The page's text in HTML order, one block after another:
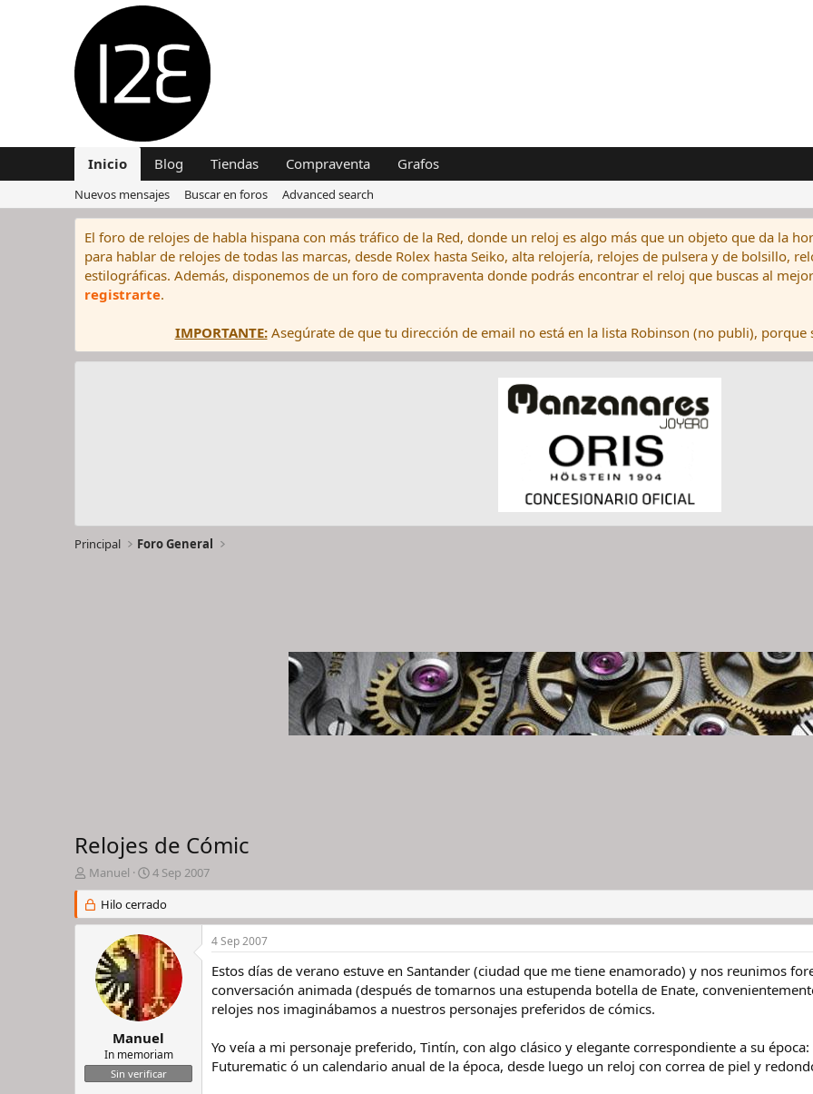
Inicio Blog Tiendas Compraventa Grafos
Nuevos mensajes Buscar en foros Advanced search
El foro de relojes de habla hispana con más tráfico de la Red, donde un reloj es algo más que un objeto que da la
para hablar de relojes de todas las marcas, desde Rolex hasta Seiko, alta relojería, relojes de pulsera y de bolsillo,
estilográficas. Además, disponemos de un foro de compraventa donde podrás encontrar el reloj que buscas al
registrarte.
IMPORTANTE:Asegúrate de que tu dirección de email no está en la lista Robinson (no publi), porque
Principal Foro General
Relojes de Cómic
I
n
i
c
h
i
Manuel
F
e
c
h
a
d
e
n
i
c
i
o
4 Sep 2007
Hilo cerrado
Manuel
In memoriam
Sin verificar
4 Sep 2007
Estos días de verano estuve en Santander (ciudad que me tiene enamorado) y nos reunimos
conversación animada (después de tomarnos una estupenda botella de Enate,
relojes nos imaginábamos a nuestros personajes preferidos de cómics.
Yo veía a mi personaje preferido, Tintín, con algo clásico y elegante correspondiente a su
Futurematic ó un calendario anual de la época, desde luego un reloj con correa de piel y